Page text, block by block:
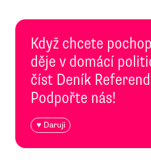
Když chcete
děje v domácí
číst Deník
Podpořte nás!
♥ Daruji